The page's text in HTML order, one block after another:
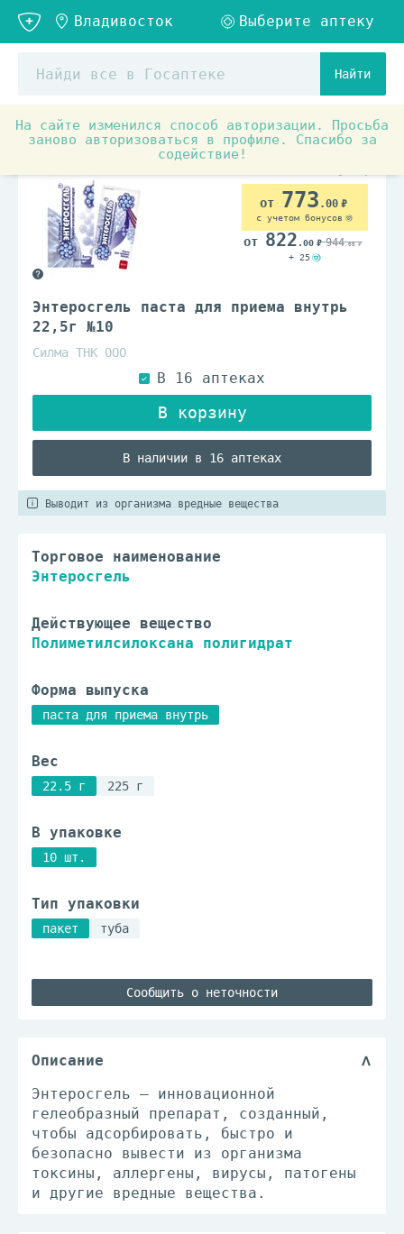
Найти
На сайте изменился способ авторизации. Просьба
заново авторизоваться в профиле. Спасибо за
содействие!
Аптечные товары Препараты при заболеваниях
Энтеросгель паста для приема внутрь
22,5г №10
Силма ТНК ООО
В наличии в 16 аптеках
773 .00
с учетом бонусов
822 .00 944.00
+ 25
Выводит из организма вредные вещества
Торговое наименование
Энтеросгель
Действующее вещество
Полиметилсилоксана полигидрат
Форма выпуска
паста для приема внутрь
Вес
22.5 г 225 г
В упаковке
10 шт.
Тип упаковки
пакет туба
Сообщить о неточности
Описание
Энтеросгель — инновационной
гелеобразный препарат, созданный,
чтобы адсорбировать, быстро и
безопасно вывести из организма
токсины, аллергены, вирусы, патогены
и другие вредные вещества.